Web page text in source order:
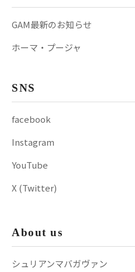
GAM最新のお知らせ
ホーマ・プージャ
SNS
facebook
Instagram
YouTube
X (Twitter)
About us
シュリアンマバガヴァン